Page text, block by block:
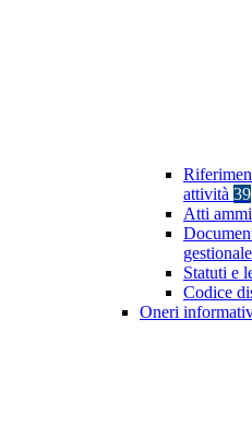
attività 39
Atti
gestionale
Statuti e
Codice
Oneri